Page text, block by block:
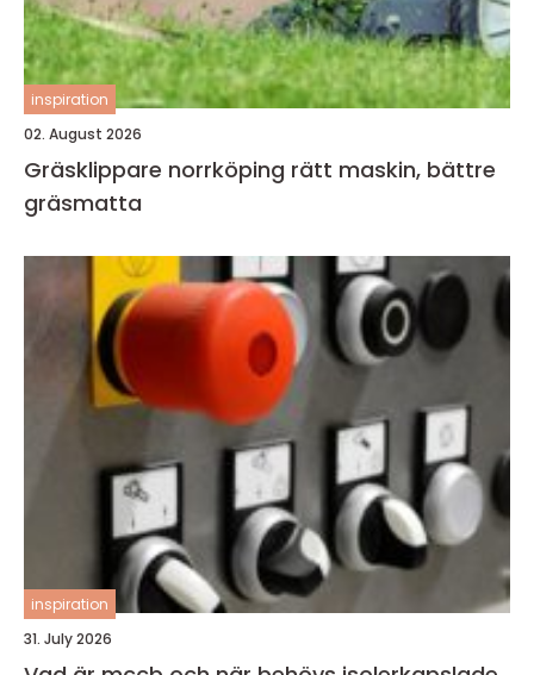
inspiration
02. August 2026
Gräsklippare norrköping rätt maskin, bättre
gräsmatta
inspiration
31. July 2026